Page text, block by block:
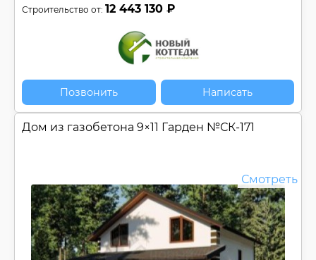
Строительство от: 12 443 130 ₽
Позвонить Написать
Дом из газобетона 9×11 Гарден №СК-171
Смотреть